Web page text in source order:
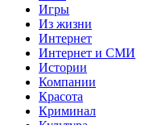
Игры
Из жизни
Интернет
Интернет и СМИ
Истории
Компании
Красота
Криминал